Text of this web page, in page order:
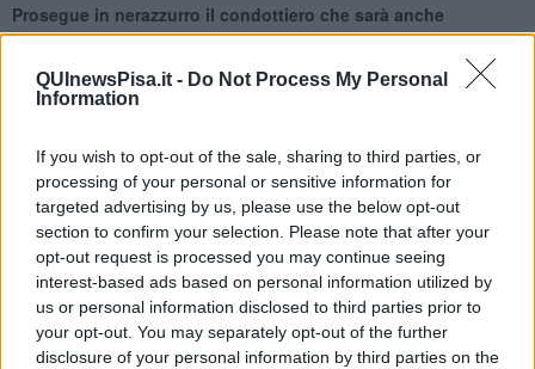
QUInewsPisa.it - Do Not Process My Personal
Information
If you wish to opt-out of the sale, sharing to third parties, or
processing of your personal or sensitive information for
targeted advertising by us, please use the below opt-out
section to confirm your selection. Please note that after your
opt-out request is processed you may continue seeing
interest-based ads based on personal information utilized by
us or personal information disclosed to third parties prior to
your opt-out. You may separately opt-out of the further
disclosure of your personal information by third parties on the
Prosegue in nerazzurro il condottiero che sarà anche
giocatore bandiera per la prossima stagione sportiva. Tutti i
PISA —Adesso è ufficiale:Antonio Caracciolorinnova il suo
contratto con ilPisa Sporting Club. La società nerazzurra ha
formalizzato il prolungamento dell'accordo con il difensore centrale
e capitano, blindando una delle figure chiave dello spogliatoio.
L'accordo formale chiude una trattativa che andava avanti da
diverse settimane: le parti avevano già trovato l'intesa definitiva per